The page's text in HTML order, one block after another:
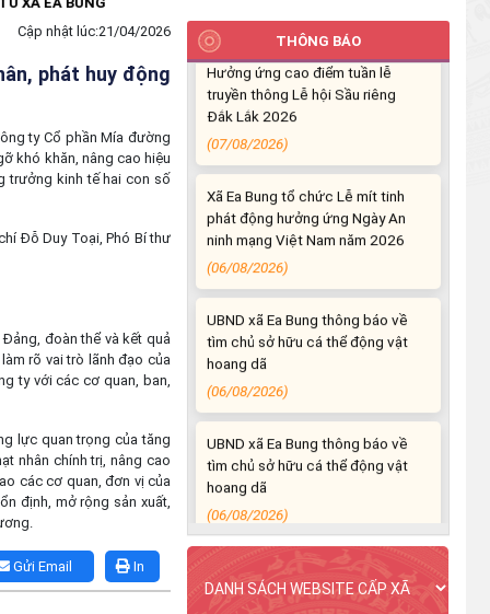
Cập nhật lúc:21/04/2026
phát huy động
ty Cổ phần Mía đường
khó khăn, nâng cao hiệu
trưởng kinh tế hai con số
Đỗ Duy Toại, Phó Bí thư
đoàn thể và kết quả
rõ vai trò lãnh đạo của
ty với các cơ quan, ban,
lực quan trọng của tăng
nhân chính trị, nâng cao
các cơ quan, đơn vị của
định, mở rộng sản xuất,
In
Gửi Email
THÔNG BÁO
Hưởng ứng cao điểm tuần lễ
truyền thông Lễ hội Sầu riêng
Đắk Lắk 2026
(07/08/2026)
Xã Ea Bung tổ chức Lễ mít tinh
phát động hưởng ứng Ngày An
ninh mạng Việt Nam năm 2026
(06/08/2026)
UBND xã Ea Bung thông báo về
tìm chủ sở hữu cá thể động vật
hoang dã
(06/08/2026)
UBND xã Ea Bung thông báo về
tìm chủ sở hữu cá thể động vật
hoang dã
(06/08/2026)
Ea Bung đẩy mạnh tuyên truyền
kỷ niệm 96 năm Ngày truyền
thống ngành Tuyên giáo của
Đảng (01/8/1930 – 01/8/2026)